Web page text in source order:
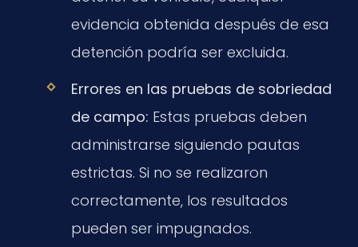
evidencia obtenida después de esa
detención podría ser excluida.
Errores en las pruebas de sobriedad
de campo: Estas pruebas deben
administrarse siguiendo pautas
estrictas. Si no se realizaron
correctamente, los resultados
pueden ser impugnados.